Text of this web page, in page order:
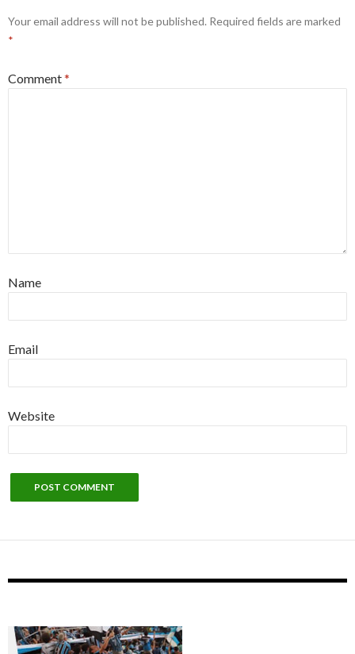
Your email address will not be published. Required fields are marked
*
Comment*
Name
Email
Website